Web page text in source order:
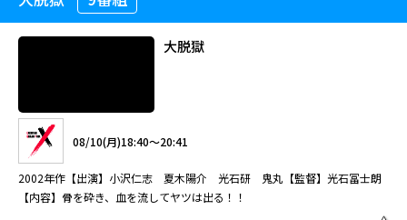
（綾田俊樹）や忠さん（不破万作）たち、お馴染みの面々が、めしやで話に
花を咲かせている。
「地獄は満員」・・・ ある日突然、“地獄が満員”となり、極悪人は死なず
1人の命を犠牲にすれば、ほかの2人は助かる。3日後の午前0時までに誰か1
げられる。 世にも奇妙な物語～2004秋の特別編～『地獄は満員』 ある日突
然、“地獄が満員”となり、極悪人は死なずに済むという世界に変わってしま
った。人々が我先にと悪事へ走り始める中、ヤクザの組長・超極悪人の剛三
（津川雅彦）は、笑いが止まらない。敵対する組からいくら命を狙われよう
と、医者からがんを宣告されようと絶対に死なないからだ。ところが、そん
な剛三を悲劇が襲う。最愛の手下が、自分をかばって撃たれ、死んでしまっ
08/31(月)02:40～03:40
2002年作【出演】哀川翔 中村麻美 寺島進 鬼丸【監督】瀬々敬久【内
容】侠に戦い、侠に死す！お前ら、三途の川まで道連れだ！
大脱獄
08/10(月)18:40～20:41
2002年作【出演】小沢仁志 夏木陽介 光石研 鬼丸【監督】光石冨士朗
【内容】骨を砕き、血を流してヤツは出る！！